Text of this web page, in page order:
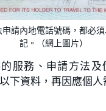
請內地電話號碼，都必
記。（網上圖片）
服務、申請方法及
下資料，再因應個人